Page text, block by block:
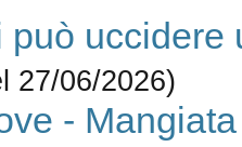
può uccidere
27/06/2026)
-